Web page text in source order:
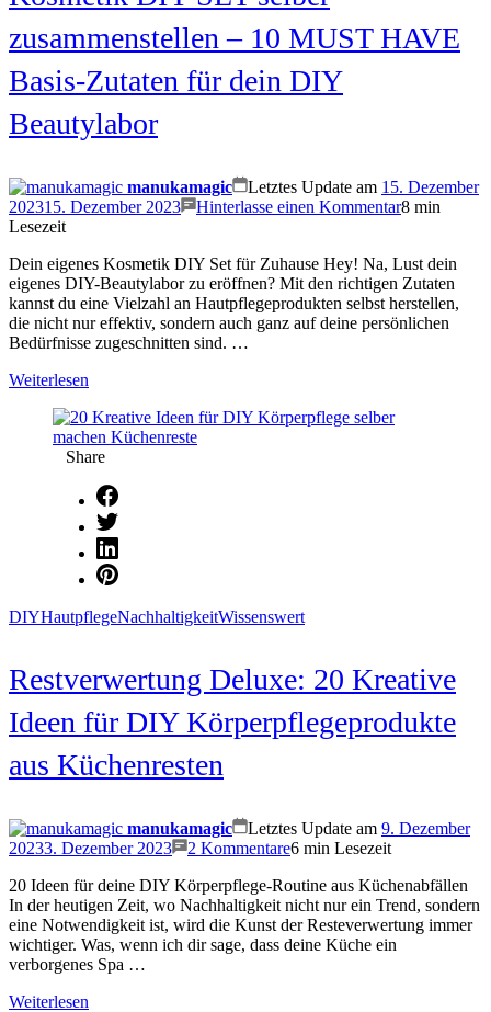
zusammenstellen – 10 MUST HAVE
Basis-Zutaten für dein DIY
Beautylabor
manukamagic Letztes Update am 15. Dezember
202315. Dezember 2023 Hinterlasse einen Kommentaron
SET
selber
–
8 min
Lesezeit
Dein eigenes Kosmetik DIY Set für Zuhause Hey! Na, Lust dein
eigenes DIY-Beautylabor zu eröffnen? Mit den richtigen Zutaten
kannst du eine Vielzahl an Hautpflegeprodukten selbst herstellen,
die nicht nur effektiv, sondern auch ganz auf deine persönlichen
Bedürfnisse zugeschnitten sind. …
Weiterlesen
Share
DIYHautpflegeNachhaltigkeitWissenswert
Restverwertung Deluxe: 20 Kreative
Ideen für DIY Körperpflegeprodukte
aus Küchenresten
manukamagic Letztes Update am 9. Dezember
20233. Dezember 2023 2 Kommentarezu
Deluxe:
20
Kreative
Ideen
6 min Lesezeit
20 Ideen für deine DIY Körperpflege-Routine aus Küchenabfällen
In der heutigen Zeit, wo Nachhaltigkeit nicht nur ein Trend, sondern
eine Notwendigkeit ist, wird die Kunst der Resteverwertung immer
wichtiger. Was, wenn ich dir sage, dass deine Küche ein
verborgenes Spa …
Weiterlesen